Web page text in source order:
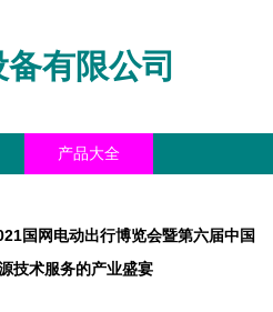
有限公司
产品大全
国网电动出行博览会暨第六届中国
技术服务的产业盛宴